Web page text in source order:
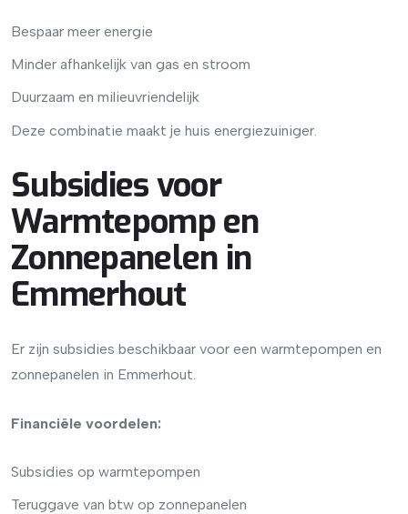
Bespaar meer energie
Minder afhankelijk van gas en stroom
Duurzaam en milieuvriendelijk
Deze combinatie maakt je huis energiezuiniger.
Subsidies voor
Warmtepomp en
Zonnepanelen in
Emmerhout
Er zijn subsidies beschikbaar voor een warmtepompen en
zonnepanelen in Emmerhout.
Financiële voordelen:
Subsidies op warmtepompen
Teruggave van btw op zonnepanelen